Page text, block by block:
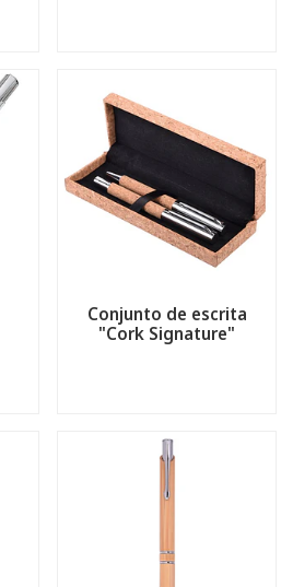
Conjunto de escrita
"Cork Signature"